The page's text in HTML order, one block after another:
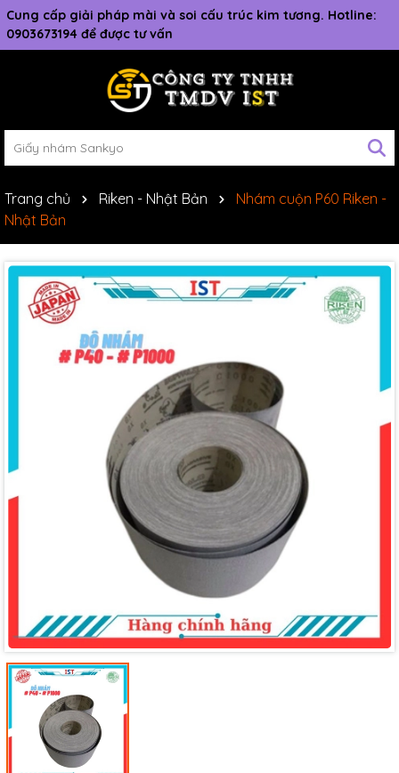
Cung cấp giải pháp mài và soi cấu trúc kim tương. Hotline:
0903673194 để được tư vấn
Trang chủ Riken - Nhật Bản
Nhám cuộn P60 Riken -
Nhật Bản
Ngày hết hạn:
Điều kiện: